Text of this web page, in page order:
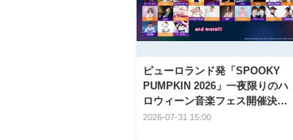
ピューロランド発「SPOOKY
PUMPKIN 2026」一夜限りのハ
ロウィーン音楽フェス開催決
定！
2026-07-31 15:00